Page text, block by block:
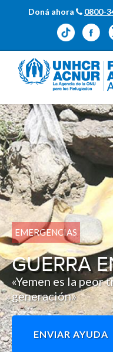
Doná ahora 0800-
EMERGENCIAS
GUERRA
«Yemen es la peor
generación»
ENVIAR AYUDA